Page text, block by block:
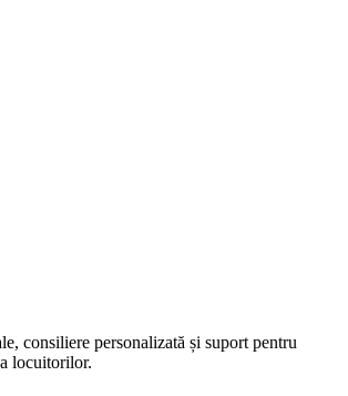
consiliere personalizată și suport pentru
locuitorilor.